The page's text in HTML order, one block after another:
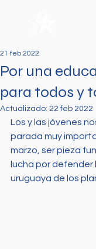
Por una
para todos y
21 feb 2022
Actualizado: 22 feb 2022
Los y las jóvenes
parada muy
marzo, ser pieza
lucha por defender
uruguaya de los